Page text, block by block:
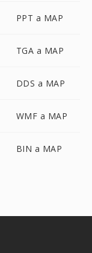
PPT a MAP
TGA a MAP
DDS a MAP
WMF a MAP
BIN a MAP